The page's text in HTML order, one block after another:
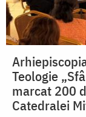
Teologie
marcat 200
Catedralei